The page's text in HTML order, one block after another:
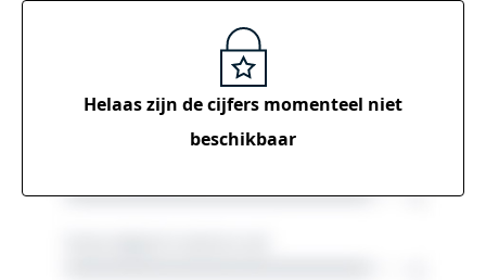
Helaas zijn de cijfers momenteel niet
beschikbaar